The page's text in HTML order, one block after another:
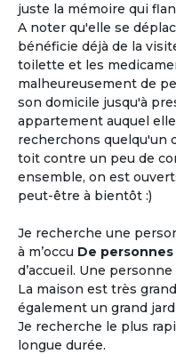
juste la mémoire qui
A noter qu'elle se
bénéficie déjà de la
toilette et les
malheureusement de
son domicile jusqu'à
appartement auquel
recherchons quelqu'un
toit contre un peu de
ensemble, on est
peut-être à bientôt :)
Je recherche une
à m’occu De
d’accueil. Une
La maison est très
également un grand
Je recherche le plus
longue durée.